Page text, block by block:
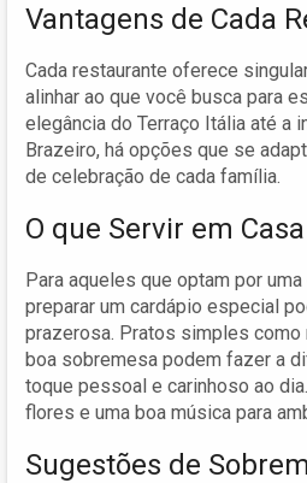
Vantagens de Cada
Cada restaurante oferece
alinhar ao que você busca para
elegância do Terraço Itália até a
Brazeiro, há opções que se
de celebração de cada família.
O que Servir em
Para aqueles que optam por
preparar um cardápio especial
prazerosa. Pratos simples como
boa sobremesa podem fazer a
toque pessoal e carinhoso ao
flores e uma boa música para
Sugestões de